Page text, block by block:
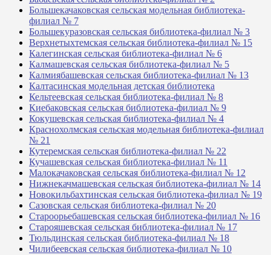
Большекачаковская сельская модельная библиотека-
филиал № 7
Большекуразовская сельская библиотека-филиал № 3
Верхнетыхтемская сельская библиотека-филиал № 15
Калегинская сельская библиотека-филиал № 6
Калмашевская сельская библиотека-филиал № 5
Калмиябашевская сельская библиотека-филиал № 13
Калтасинская модельная детская библиотека
Кельтеевская сельская библиотека-филиал № 8
Киебаковская сельская библиотека-филиал № 9
Кокушевская сельская библиотека-филиал № 4
Краснохолмская сельская модельная библиотека-филиал
№ 21
Кутеремская сельская библиотека-филиал № 22
Кучашевская сельская библиотека-филиал № 11
Малокачаковская сельская библиотека-филиал № 12
Нижнекачмашевская сельская библиотека-филиал № 14
Новокильбахтинская сельская библиотека-филиал № 19
Сазовская сельская библиотека-филиал № 20
Староорьебашевская сельская библиотека-филиал № 16
Старояшевская сельская библиотека-филиал № 17
Тюльдинская сельская библиотека-филиал № 18
Чилибеевская сельская библиотека-филиал № 10